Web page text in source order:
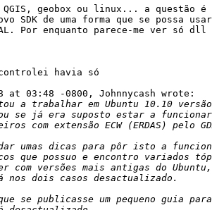
QGIS, geobox ou linux... a questão é
SDK de uma forma que se possa
Por enquanto parece-me ver só
havia só
at 03:48 -0800, Johnnycash wrote: